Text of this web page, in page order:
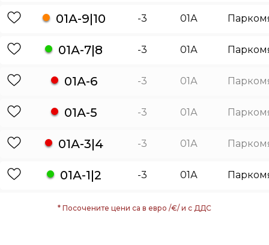
01А-9|10 -3 01А
01А-7|8 -3 01А
01А-6 -3 01А
01А-5 -3 01А
01А-3|4 -3 01А
01А-1|2 -3 01А
* Посочените цени са в евро /€/ и с ДДС